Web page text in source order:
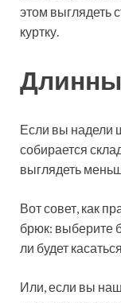
этом выглядеть
куртку.
Если вы надели
собирается
выглядеть
Вот совет, как
брюк: выберите
ли будет
Или, если вы